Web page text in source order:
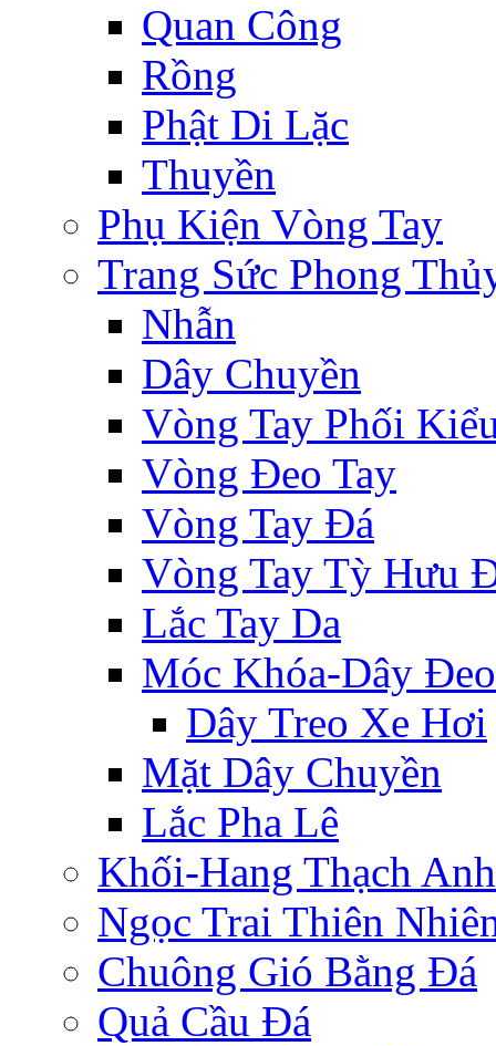
Quan Công
Rồng
Phật Di Lặc
Thuyền
Phụ Kiện Vòng Tay
Trang Sức Phong
Nhẫn
Dây Chuyền
Vòng Tay Phối
Vòng Đeo Tay
Vòng Tay Đá
Vòng Tay Tỳ Hưu
Lắc Tay Da
Móc Khóa-Dây Đeo
Dây Treo Xe Hơi
Mặt Dây Chuyền
Lắc Pha Lê
Khối-Hang Thạch Anh
Ngọc Trai Thiên
Chuông Gió Bằng Đá
Quả Cầu Đá